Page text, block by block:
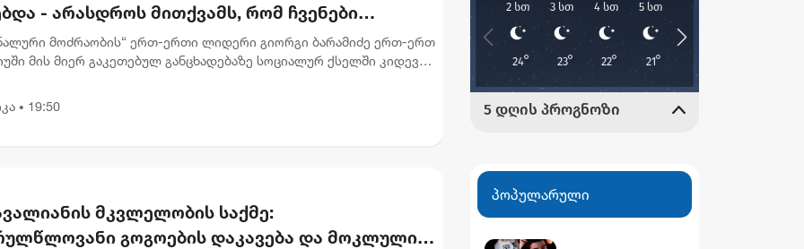
- არასდროს მითქვამს, რომ ჩვენები
ან დატყვევებულს "ხვრეტდნენ" -
მოძრაობის“ ერთ-ერთი ლიდერი გიორგი ბარამიძე ერთ-ერთ
მის მიერ გაკეთებულ განცხადებაზე სოციალურ ქსელში კიდევ
• 19:50
მკვლელობის საქმე:
გოგოების დაკავება და მოკლული
პოპულარული